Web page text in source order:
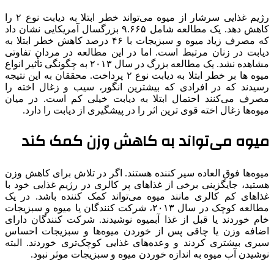
رژیم غذایی سرشار از میوه می‌تواند خطر ابتلا به دیابت نوع ۲ را
کاهش دهد. یک مطالعه شامل ۹.۶۶۵ بزرگسال آمریکایی نشان داد
که مصرف زیاد میوه و سبزیجات با ۴۶ درصد کاهش خطر ابتلا به
دیابت در زنان مرتبط است. اما در این مطالعه در مردان تفاوتی
مشاهده نشد. یک مطالعه بزرگ در سال ۲۰۱۳ به چگونگی تأثیر انواع
میوه ها بر خطر ابتلا به دیابت نوع ۲ پرداخت. محققان به این نتیجه
رسیدند که در افرادی که بیشترین انگور، سیب و زغال اخته را
مصرف می‌کنند احتمال ابتلا به دیابت خیلی کم است. در میان
میوه‌ها زغال اخته قوی ترین اثر را در پیشگیری از دیابت را دارد.
میوه می‌تواند به کاهش وزن کمک کند
میوه‌ها فوق العاده سیر کننده هستند. اگر در تلاش برای کاهش وزن
هستید، جایگزینی برخی از غذاهای پر کالری در رژیم غذایی خود با
غذاهای کم کالری مانند میوه می‌تواند کمک کننده باشد. در یک
مطالعه کوچک در سال ۲۰۱۳، شرکت کنندگان یا میوه و سبزیجات
خام خوردند یا قبل از غذا آبمیوه نوشیدند. شرکت کنندگان دارای
اضافه وزن یا چاقی پس از خوردن میوه‌ها و سبزیجات احساس
سیری بیشتری کردند و وعده‌های غذایی کوچک‌تری خوردند. البته
نوشیدن آب میوه به اندازه خوردن میوه و سبزیجات موثر نبود.